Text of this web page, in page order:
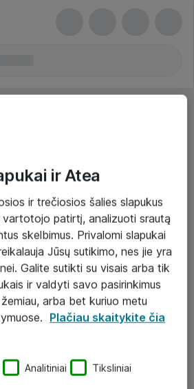
verslui
ir Atea
ir trečiosios šalies slapukus
vartotojo patirtį, analizuoti srautą
skelbimus. Privalomi slapukai
Jūsų sutikimo, nes jie yra
Galite sutikti su visais arba tik
ir valdyti savo pasirinkimus
arba bet kuriuo metu
Plačiau skaitykite čia
Analitiniai Tiksliniai